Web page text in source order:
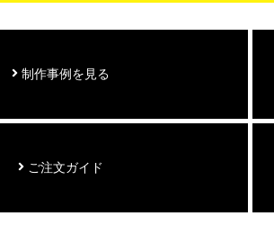
制作事例を見る
ご注文ガイド